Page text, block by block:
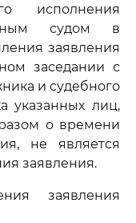
исполнения
судом в
заявления
заседании с
и судебного
указанных лиц,
о времени
не является
заявления.
заявления